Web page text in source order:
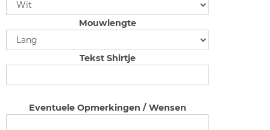
Mouwlengte
Tekst Shirtje
Eventuele Opmerkingen / Wensen